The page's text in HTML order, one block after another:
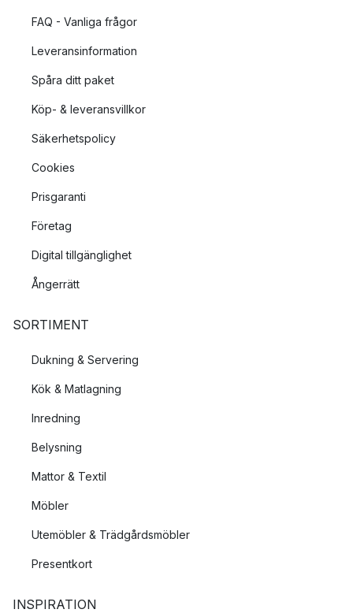
FAQ - Vanliga frågor
Leveransinformation
Spåra ditt paket
Köp- & leveransvillkor
Säkerhetspolicy
Cookies
Prisgaranti
Företag
Digital tillgänglighet
Ångerrätt
SORTIMENT
Dukning & Servering
Kök & Matlagning
Inredning
Belysning
Mattor & Textil
Möbler
Utemöbler & Trädgårdsmöbler
Presentkort
INSPIRATION